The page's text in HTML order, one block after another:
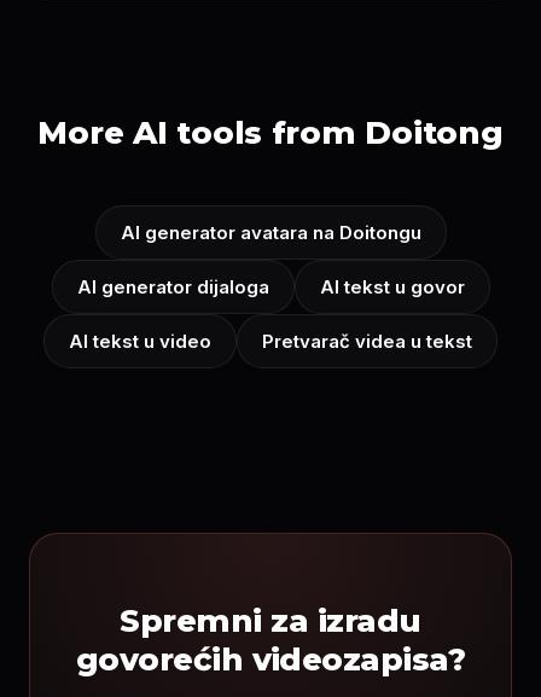
More AI tools from Doitong
AI generator avatara na Doitongu
AI generator dijaloga AI tekst u govor
AI tekst u video Pretvarač videa u tekst
Spremni za izradu
govorećih videozapisa?